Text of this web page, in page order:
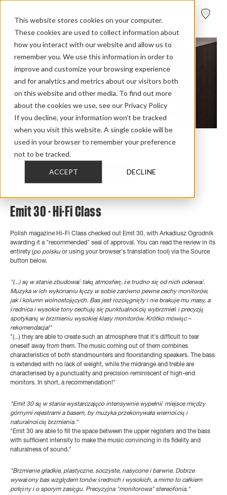
This website stores cookies on your computer.
These cookies are used to collect information about
how you interact with our website and allow us to
remember you. We use this information in order to
improve and customize your browsing experience
and for analytics and metrics about our visitors both
on this website and other media. To find out more
about the cookies we use, see our Privacy Policy
If you decline, your information won’t be tracked
when you visit this website. A single cookie will be
used in your browser to remember your preference
not to be tracked.
ACCEPT DECLINE
Home > Review Overview > Emit > Emit 30 > Emit 30 Hi Fi Class
CHECK OUT THE FULL REVIEW
Emit 30 - Hi-Fi Class
Polish magazine Hi-Fi Class checked out Emit 30, with Arkadiusz Ogrodnik
awarding it a "recommended" seal of approval. You can read the review in its
entirety (po polskuor using your browser's translation tool) via the Source
button below.
"(...) są w stanie zbudować taką atmosferę, że trudno się od nich oderwać.
Muzyka w ich wykonaniu łączy w sobie zarówno pewne cechy monitorów,
jak i kolumn wolnostojących. Bas jest rozciągnięty i nie brakuje mu masy, a
średnica i wysokie tony cechują się punktualnością wybrzmień i precyzją
spotykaną w brzmieniu wysokiej klasy monitorów. Krótko mówiąc –
rekomendacja!"
"(...) they are able to create such an atmosphere that it's difficult to tear
oneself away from them. The music coming out of them combines
characteristics of both standmounters and floorstanding speakers. The bass
is extended with no lack of weight, while the midrange and treble are
characterised by a punctuality and precision reminiscent of high-end
monitors. In short, a recommendation!"
"Emit 30 są w stanie wystarczająco intensywnie wypełnić miejsce między
górnymi rejestrami a basem, by muzyka przekonywała wiernością i
naturalnością brzmienia."
"Emit 30 are able to fill the space between the upper registers and the bass
with sufficient intensity to make the music convincing in its fidelity and
naturalness of sound."
"Brzmienie gładkie, plastyczne, soczyste, nasycone i barwne. Dobrze
wyważony bas względem tonów średnich i wysokich, a mimo to całkiem
potężny i o sporym zasięgu. Precyzyjna "monitorowa" stereofonia."